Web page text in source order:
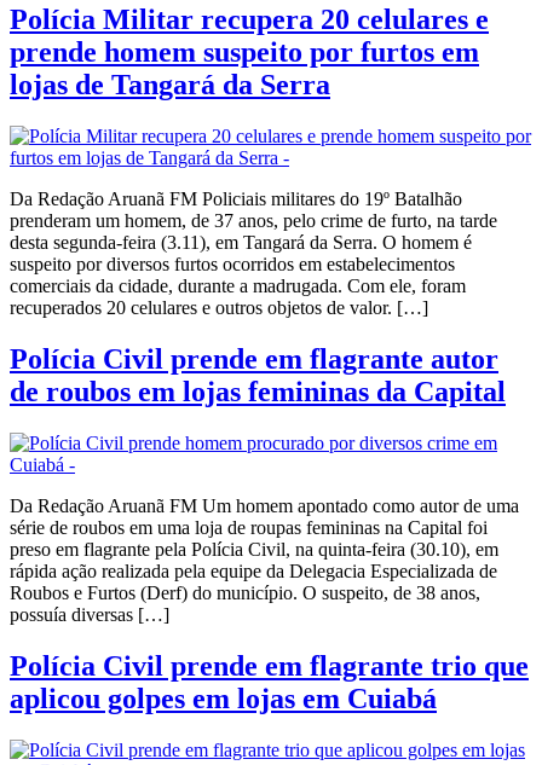
Polícia Militar recupera 20 celulares e
prende homem suspeito por furtos em
lojas de Tangará da Serra
Da Redação Aruanã FM Policiais militares do 19º Batalhão
prenderam um homem, de 37 anos, pelo crime de furto, na tarde
desta segunda-feira (3.11), em Tangará da Serra. O homem é
suspeito por diversos furtos ocorridos em estabelecimentos
comerciais da cidade, durante a madrugada. Com ele, foram
recuperados 20 celulares e outros objetos de valor. […]
Polícia Civil prende em flagrante autor
de roubos em lojas femininas da Capital
Da Redação Aruanã FM Um homem apontado como autor de uma
série de roubos em uma loja de roupas femininas na Capital foi
preso em flagrante pela Polícia Civil, na quinta-feira (30.10), em
rápida ação realizada pela equipe da Delegacia Especializada de
Roubos e Furtos (Derf) do município. O suspeito, de 38 anos,
possuía diversas […]
Polícia Civil prende em flagrante trio que
aplicou golpes em lojas em Cuiabá